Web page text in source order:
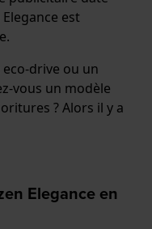
est
drive ou un
vous un modèle
? Alors il y a
Elegance en